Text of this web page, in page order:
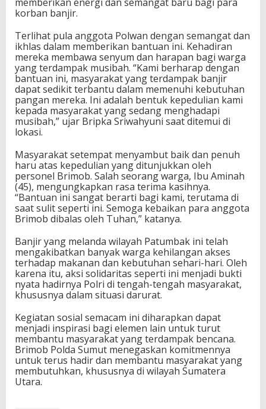
korban banjir.
Terlihat pula anggota Polwan dengan semangat dan
ikhlas dalam memberikan bantuan ini. Kehadiran
mereka membawa senyum dan harapan bagi warga
yang terdampak musibah. “Kami berharap dengan
bantuan ini, masyarakat yang terdampak banjir
dapat sedikit terbantu dalam memenuhi kebutuhan
pangan mereka. Ini adalah bentuk kepedulian kami
kepada masyarakat yang sedang menghadapi
musibah,” ujar Bripka Sriwahyuni saat ditemui di
lokasi.
Masyarakat setempat menyambut baik dan penuh
haru atas kepedulian yang ditunjukkan oleh
personel Brimob. Salah seorang warga, Ibu Aminah
(45), mengungkapkan rasa terima kasihnya.
“Bantuan ini sangat berarti bagi kami, terutama di
saat sulit seperti ini. Semoga kebaikan para anggota
Brimob dibalas oleh Tuhan,” katanya.
Banjir yang melanda wilayah Patumbak ini telah
mengakibatkan banyak warga kehilangan akses
terhadap makanan dan kebutuhan sehari-hari. Oleh
karena itu, aksi solidaritas seperti ini menjadi bukti
nyata hadirnya Polri di tengah-tengah masyarakat,
khususnya dalam situasi darurat.
Kegiatan sosial semacam ini diharapkan dapat
menjadi inspirasi bagi elemen lain untuk turut
membantu masyarakat yang terdampak bencana.
Brimob Polda Sumut menegaskan komitmennya
untuk terus hadir dan membantu masyarakat yang
membutuhkan, khususnya di wilayah Sumatera
Utara.